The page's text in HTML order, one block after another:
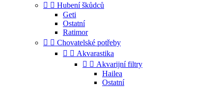
  Hubení škůdců
Geti
Ostatní
Ratimor
  Chovatelské potřeby
  Akvarastika
  Akvarijní filtry
Hailea
Ostatní